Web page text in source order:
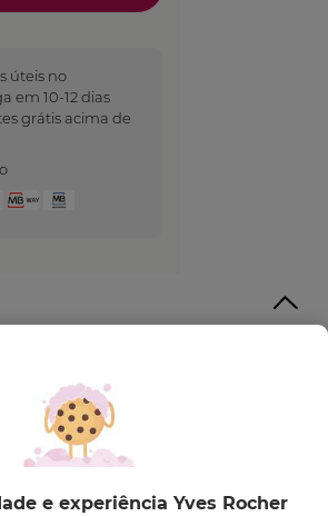
úteis no
em 10-12 dias
grátis acima de
= 1 Árvore plantada
grande no compromisso! A
reduz o consumo de água,
pegada ambiental. Como não
respeita o planeta assim como a
e experiência Yves Rocher